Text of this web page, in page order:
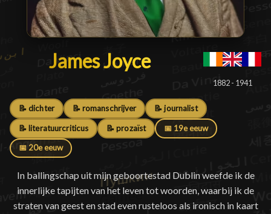
James Joyce
James Joyce█
1882 - 1941
📝 dichter 📝 romanschrijver 📝 journalist
📝 literatuurcriticus 📝 prozaïst 📅 19e eeuw
📅 20e eeuw
In ballingschap uit mijn geboortestad Dublin weefde ik de
innerlijke tapijten van het leven tot woorden, waarbij ik de
straten van geest en stad even rusteloos als ironisch in kaart